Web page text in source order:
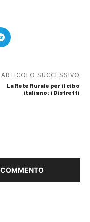
ARTICOLO SUCCESSIVO
La Rete Rurale per il cibo
italiano: i Distretti